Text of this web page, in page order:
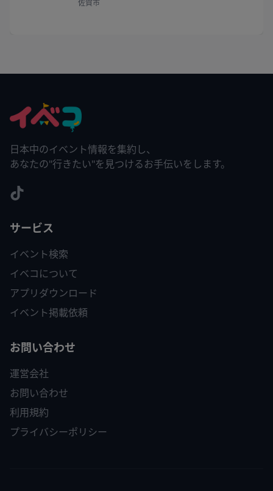
佐賀市
日本中のイベント情報を集約し、
あなたの"行きたい"を見つけるお手伝いをします。
サービス
イベント検索
イベコについて
アプリダウンロード
イベント掲載依頼
お問い合わせ
運営会社
お問い合わせ
利用規約
プライバシーポリシー